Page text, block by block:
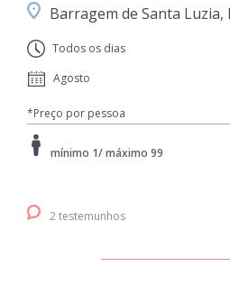
Barragem de Santa Luzia,
Todos os dias
Agosto
*Preço por pessoa
mínimo 1/ máximo 99
2 testemunhos